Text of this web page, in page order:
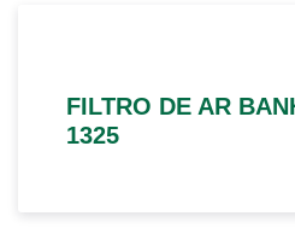
FILTRO DE AR
1325